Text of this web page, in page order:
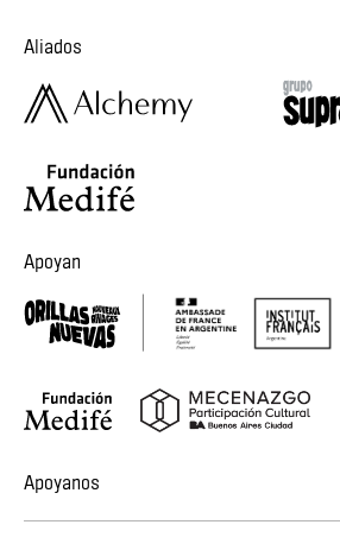
Aliados
Apoyan
Apoyanos